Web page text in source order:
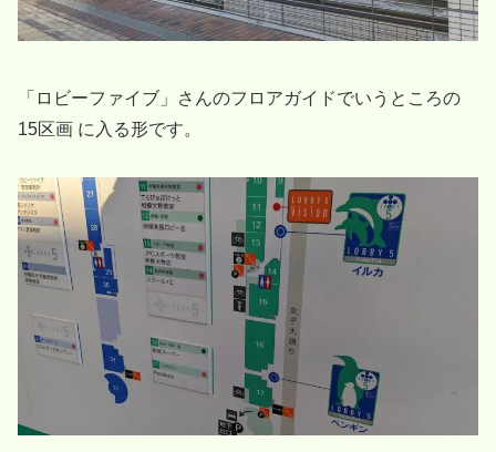
「ロビーファイブ」さんのフロアガイドでいうところの
15区画 に入る形です。